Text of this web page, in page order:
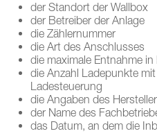
der Standort der Wallbox
der Betreiber der Anlage
die Zählernummer
die Art des Anschlusses
die maximale Entnahme
die Anzahl Ladepunkte
Ladesteuerung
die Angaben des
der Name des
das Datum, an dem die